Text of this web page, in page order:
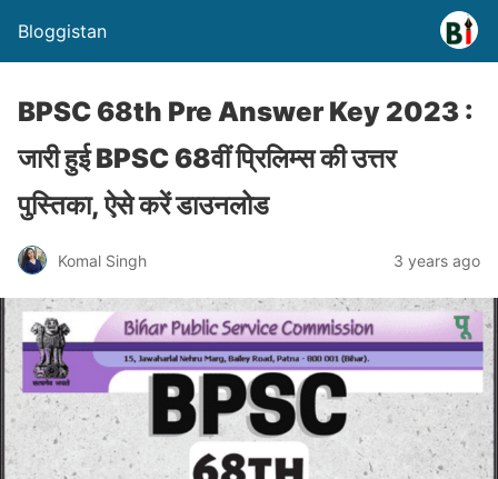
Bloggistan
BPSC 68th Pre Answer Key 2023 :
जारी हुई BPSC 68वीं प्रिलिम्स की उत्तर
पुस्तिका, ऐसे करें डाउनलोड
Komal Singh 3 years ago